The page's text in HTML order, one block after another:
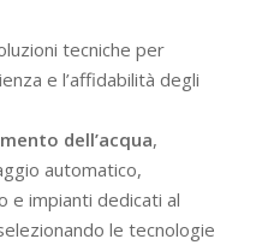
tecniche per
e l’affidabilità degli
dell’acqua,
automatico,
e impianti dedicati al
le tecnologie